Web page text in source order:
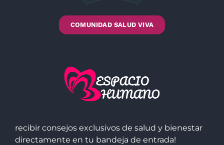
COMUNIDAD SALUD VIVA
recibir consejos exclusivos de salud y bienestar
directamente en tu bandeja de entrada!